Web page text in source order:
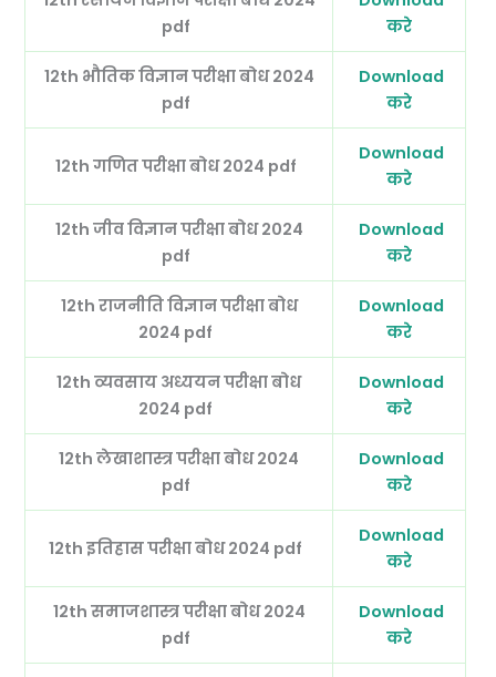
pdf
करे
12th भौतिक विज्ञान परीक्षा बोध 2024
pdf
Download
करे
12th गणित परीक्षा बोध 2024 pdf
Download
करे
12th जीव विज्ञान परीक्षा बोध 2024
pdf
Download
करे
12th राजनीति विज्ञान परीक्षा बोध
2024 pdf
Download
करे
12th व्यवसाय अध्ययन परीक्षा बोध
2024 pdf
Download
करे
12th लेखाशास्त्र परीक्षा बोध 2024
pdf
Download
करे
12th इतिहास परीक्षा बोध 2024 pdf
Download
करे
12th समाजशास्त्र परीक्षा बोध 2024
pdf
Download
करे